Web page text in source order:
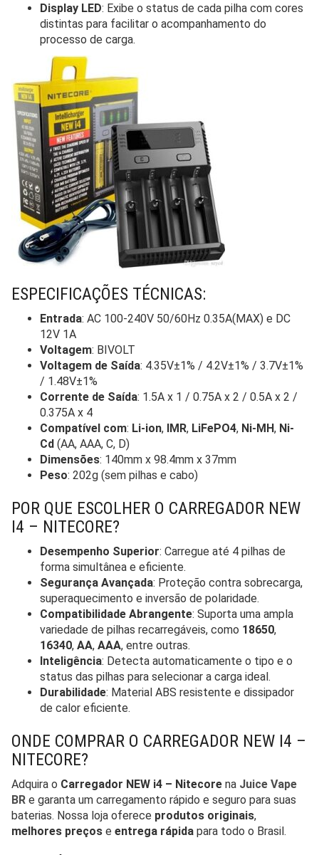
Display LED: Exibe o status de cada pilha com cores
distintas para facilitar o acompanhamento do
processo de carga.
ESPECIFICAÇÕES TÉCNICAS:
Entrada: AC 100-240V 50/60Hz 0.35A(MAX) e DC
12V 1A
Voltagem: BIVOLT
Voltagem de Saída: 4.35V±1% / 4.2V±1% / 3.7V±1%
/ 1.48V±1%
Corrente de Saída: 1.5A x 1 / 0.75A x 2 / 0.5A x 2 /
0.375A x 4
Compatível com: Li-ion, IMR, LiFePO4, Ni-MH, Ni-
Cd (AA, AAA, C, D)
Dimensões: 140mm x 98.4mm x 37mm
Peso: 202g (sem pilhas e cabo)
POR QUE ESCOLHER O CARREGADOR NEW
I4 – NITECORE?
Desempenho Superior: Carregue até 4 pilhas de
forma simultânea e eficiente.
Segurança Avançada: Proteção contra sobrecarga,
superaquecimento e inversão de polaridade.
Compatibilidade Abrangente: Suporta uma ampla
variedade de pilhas recarregáveis, como 18650,
16340, AA, AAA, entre outras.
Inteligência: Detecta automaticamente o tipo e o
status das pilhas para selecionar a carga ideal.
Durabilidade: Material ABS resistente e dissipador
de calor eficiente.
ONDE COMPRAR O CARREGADOR NEW I4 –
NITECORE?
Adquira o Carregador NEW i4 – Nitecore na Juice Vape
BR e garanta um carregamento rápido e seguro para suas
baterias. Nossa loja oferece produtos originais,
melhores preços e entrega rápida para todo o Brasil.